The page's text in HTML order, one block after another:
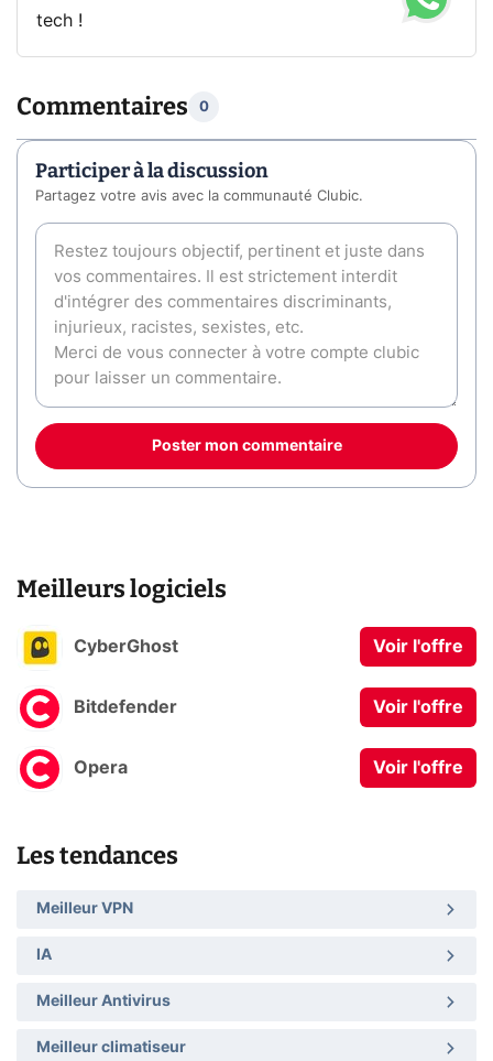
tech !
Commentaires 0
Participer à la discussion
Partagez votre avis avec la communauté Clubic.
Poster mon commentaire
Meilleurs logiciels
CyberGhost Voir l'offre
Bitdefender Voir l'offre
Opera Voir l'offre
Les tendances
Meilleur VPN
IA
Meilleur Antivirus
Meilleur climatiseur